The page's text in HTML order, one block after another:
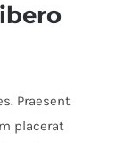
Praesent
placerat